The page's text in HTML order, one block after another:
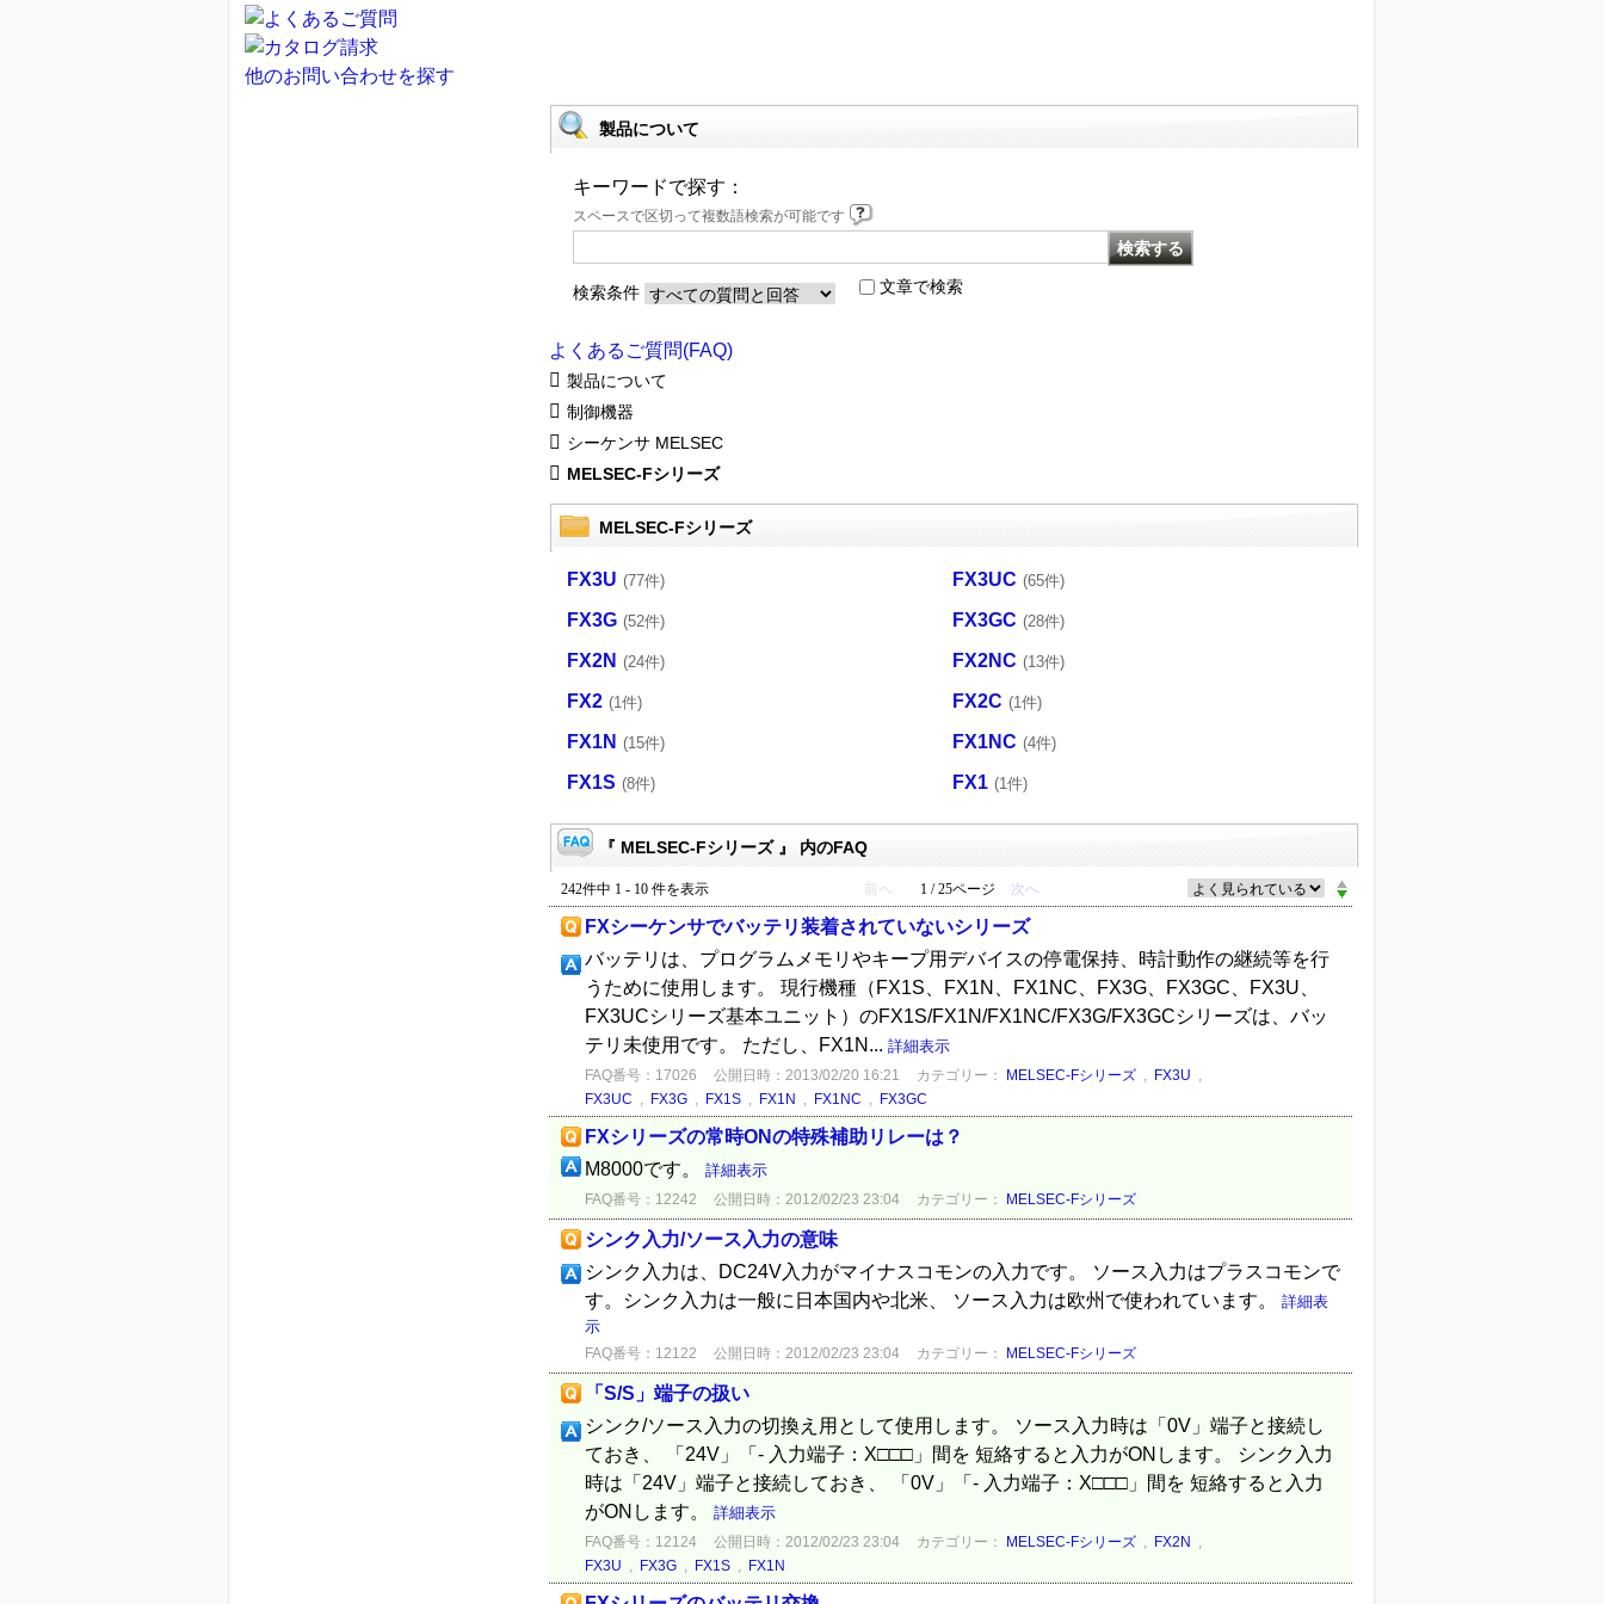
他のお問い合わせを探す
製品について
キーワードで探す：
スペースで区切って複数語検索が可能です
検索条件 文章で検索
よくあるご質問(FAQ)
製品について
制御機器
シーケンサ MELSEC
MELSEC-Fシリーズ
MELSEC-Fシリーズ
FX3U (77件) FX3UC (65件)
FX3G (52件) FX3GC (28件)
FX2N (24件) FX2NC (13件)
FX2 (1件) FX2C (1件)
FX1N (15件) FX1NC (4件)
FX1S (8件) FX1 (1件)
『 MELSEC-Fシリーズ 』 内のFAQ
242件中 1 - 10 件を表示 前へ 1 / 25ページ 次へ
FXシーケンサでバッテリ装着されていないシリーズ
バッテリは、プログラムメモリやキープ用デバイスの停電保持、時計動作の継続等を行
うために使用します。 現行機種（FX1S、FX1N、FX1NC、FX3G、FX3GC、FX3U、
FX3UCシリーズ基本ユニット）のFX1S/FX1N/FX1NC/FX3G/FX3GCシリーズは、バッ
テリ未使用です。 ただし、FX1N... 詳細表示
FAQ番号：17026 公開日時：2013/02/20 16:21 カテゴリー： MELSEC-Fシリーズ, FX3U ,
FX3UC , FX3G, FX1S, FX1N , FX1NC , FX3GC
FXシリーズの常時ONの特殊補助リレーは？
M8000です。 詳細表示
FAQ番号：12242 公開日時：2012/02/23 23:04 カテゴリー： MELSEC-Fシリーズ
シンク入力/ソース入力の意味
シンク入力は、DC24V入力がマイナスコモンの入力です。 ソース入力はプラスコモンで
す。シンク入力は一般に日本国内や北米、 ソース入力は欧州で使われています。 詳細表
示
FAQ番号：12122 公開日時：2012/02/23 23:04 カテゴリー： MELSEC-Fシリーズ
「S/S」端子の扱い
シンク/ソース入力の切換え用として使用します。 ソース入力時は「0V」端子と接続し
ておき、 「24V」「- 入力端子：X□□□」間を 短絡すると入力がONします。 シンク入力
時は「24V」端子と接続しておき、 「0V」「- 入力端子：X□□□」間を 短絡すると入力
がONします。 詳細表示
FAQ番号：12124 公開日時：2012/02/23 23:04 カテゴリー： MELSEC-Fシリーズ, FX2N
,
FX3U , FX3G, FX1S, FX1N